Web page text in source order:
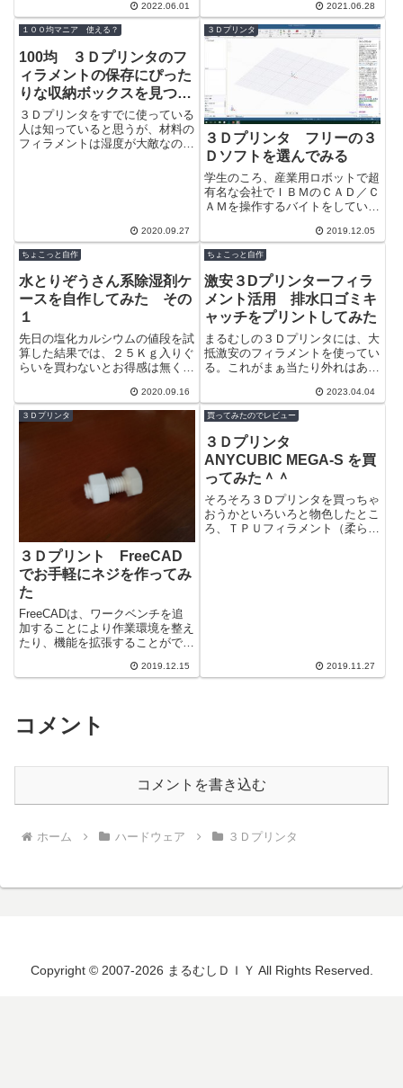
鳴り続けるのはちょっと．．．．
って...
2022.06.01 2021.06.28
１００均マニア 使える？
100均 ３Ｄプリンタのフ
ィラメントの保存にぴった
りな収納ボックスを見つけ
た ４００円だけどね
３Ｄプリンタをすでに使っている
人は知っていると思うが、材料の
フィラメントは湿度が大敵なの
2020.09.27
３Ｄプリンタ
３Ｄプリンタ フリーの３
Ｄソフトを選んでみる
学生のころ、産業用ロボットで超
有名な会社でＩＢＭのＣＡＤ／Ｃ
ＡＭを操作するバイトをしていた
ら何も学んでいない。＾＾；まぁ
やっていた...
2019.12.05
ちょこっと自作
水とりぞうさん系除湿剤ケ
ースを自作してみた その
１
先日の塩化カルシウムの値段を試
算した結果では、２５Ｋｇ入りぐ
らいを買わないとお得感は無く、
ことが分かった。しかしいつも困
っている使...
2020.09.16
ちょこっと自作
激安３Dプリンターフィラ
メント活用 排水口ゴミキ
ャッチをプリントしてみた
まるむしの３Ｄプリンタには、大
抵激安のフィラメントを使ってい
る。これがまぁ当たり外れはある
はパラメーターを調整しないとや
たらと糸を...
2023.04.04
３Ｄプリンタ
３Ｄプリント FreeCAD
でお手軽にネジを作ってみ
た
FreeCADは、ワークベンチを追
加することにより作業環境を整え
たり、機能を拡張することができ
クベンチを見つけたので使って...
2019.12.15
買ってみたのでレビュー
３Ｄプリンタ
ANYCUBIC MEGA-S を買
ってみた＾＾
そろそろ３Ｄプリンタを買っちゃ
おうかといろいろと物色したとこ
ろ、ＴＰＵフィラメント（柔らか
2019.11.27
コメント
コメントを書き込む
ホーム ハードウェア ３Ｄプリンタ
Copyright © 2007-2026 まるむしＤＩＹ All Rights Reserved.